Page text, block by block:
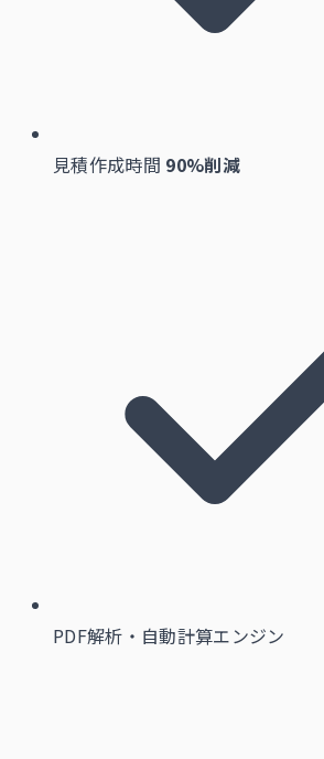
見積作成時間 90%削減
PDF解析・自動計算エンジン